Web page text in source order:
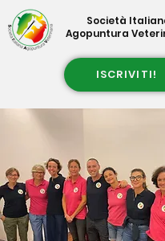
Società
Agopuntura
ISCRIVITI!